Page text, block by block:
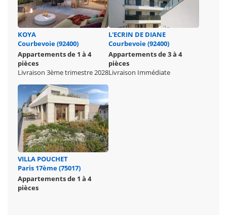
KOYA
Courbevoie (92400)
Appartements de 1 à 4
pièces
Livraison 3ème trimestre 2028
L'ECRIN DE DIANE
Courbevoie (92400)
Appartements de 3 à 4
pièces
Livraison Immédiate
VILLA POUCHET
Paris 17ème (75017)
Appartements de 1 à 4
pièces